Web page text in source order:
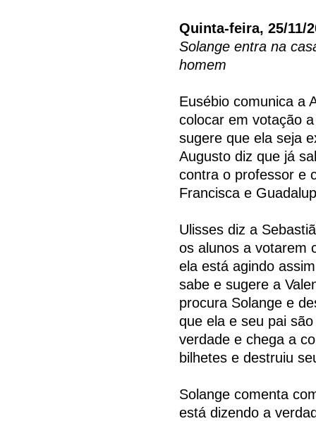
Quinta-feira, 25/11/
Solange entra na
homem
Eusébio comunica a
colocar em votação
sugere que ela seja
Augusto diz que já
contra o professor e
Francisca e
Ulisses diz a
os alunos a votarem
ela está agindo
sabe e sugere a
procura Solange e
que ela e seu pai
verdade e chega a
bilhetes e destruiu
Solange comenta
está dizendo a